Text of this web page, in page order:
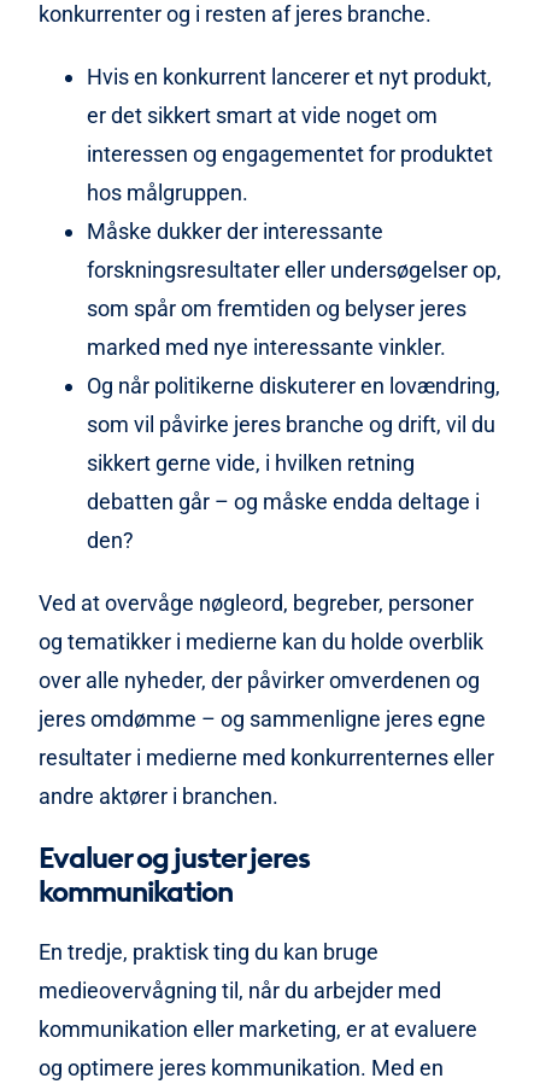
konkurrenter og i resten af jeres branche.
Hvis en konkurrent lancerer et nyt produkt,
er det sikkert smart at vide noget om
interessen og engagementet for produktet
hos målgruppen.
Måske dukker der interessante
forskningsresultater eller undersøgelser op,
som spår om fremtiden og belyser jeres
marked med nye interessante vinkler.
Og når politikerne diskuterer en lovændring,
som vil påvirke jeres branche og drift, vil du
sikkert gerne vide, i hvilken retning
debatten går – og måske endda deltage i
den?
Ved at overvåge nøgleord, begreber, personer
og tematikker i medierne kan du holde overblik
over alle nyheder, der påvirker omverdenen og
jeres omdømme – og sammenligne jeres egne
resultater i medierne med konkurrenternes eller
andre aktører i branchen.
Evaluer og juster jeres
kommunikation
En tredje, praktisk ting du kan bruge
medieovervågning til, når du arbejder med
kommunikation eller marketing, er at evaluere
og optimere jeres kommunikation. Med en